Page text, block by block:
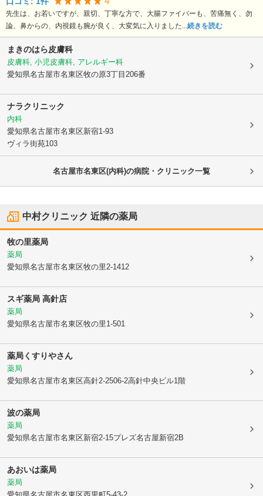
先生は、お若いですが、親切、丁寧な方で、大腸ファイバーも、苦痛無く、勿
論、鼻からの、内視鏡も腕が良く、大変気に入りました... 続きを読む
まきのはら皮膚科
皮膚科, 小児皮膚科, アレルギー科
愛知県名古屋市名東区牧の原3丁目206番
ナラクリニック
内科
愛知県名古屋市名東区新宿1-93
ヴィラ街苑103
名古屋市名東区(内科)の病院・クリニック一覧
中村クリニック 近隣の薬局
牧の里薬局
薬局
愛知県名古屋市名東区牧の里2-1412
スギ薬局 高針店
薬局
愛知県名古屋市名東区牧の里1-501
薬局くすりやさん
薬局
愛知県名古屋市名東区高針2-2506-2高針中央ビル1階
波の薬局
薬局
愛知県名古屋市名東区新宿2-15プレズ名古屋新宿2B
あおいは薬局
薬局